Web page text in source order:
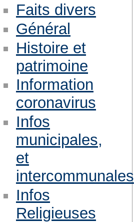
Faits divers
Général
Histoire et
patrimoine
Information
coronavirus
Infos
municipales,
et
intercommunales
Infos
Religieuses